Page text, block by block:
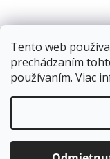
Tento web
prechádzaním
používaním. Viac
Doprava
Copyright 2026